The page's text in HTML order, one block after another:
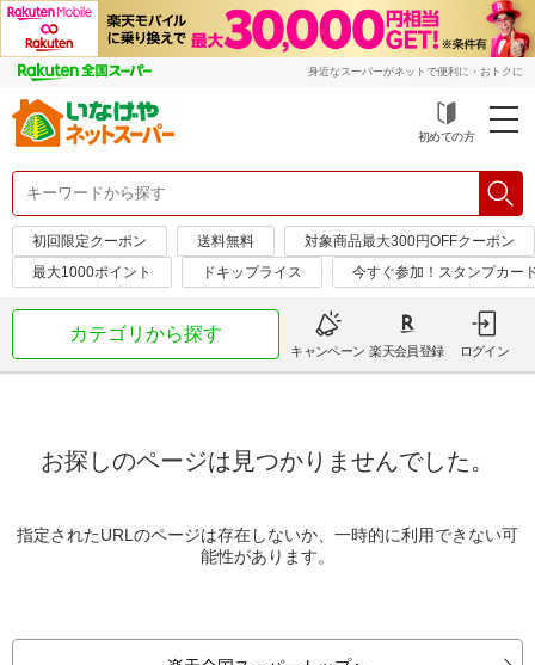
身近なスーパーがネットで便利に・おトクに
初めての方
初回限定クーポン 送料無料
対象商品最大300円OFFクーポン
最大1000ポイント
ドキップライス 今すぐ参加！スタンプカー
カテゴリから探す
キャンペーン 楽天会員登録 ログイン
お探しのページは見つかりませんでした。
指定されたURLのページは存在しないか、一時的に利用できない可
能性があります。